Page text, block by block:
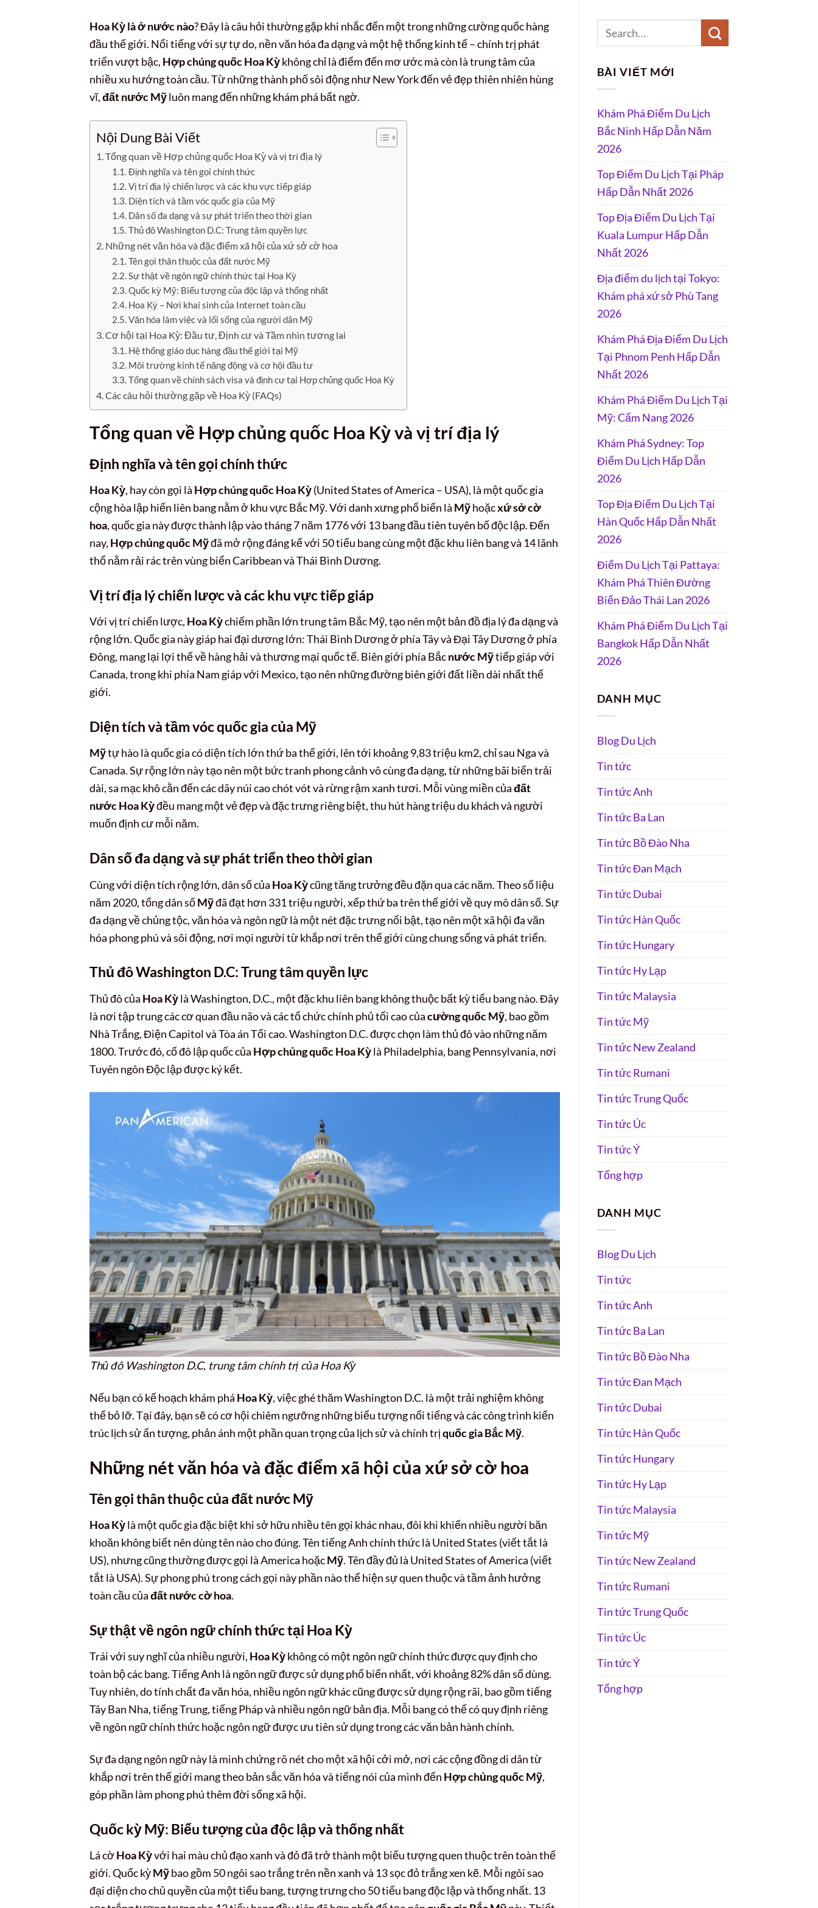
Hoa Kỳ là ở nước nào? Đây là câu hỏi thường gặp khi nhắc đến một trong những cường quốc hàng
đầu thế giới. Nổi tiếng với sự tự do, nền văn hóa đa dạng và một hệ thống kinh tế – chính trị phát
triển vượt bậc, Hợp chúng quốc Hoa Kỳkhông chỉ là điểm đến mơ ước mà còn là trung tâm của
nhiều xu hướng toàn cầu. Từ những thành phố sôi động như New York đến vẻ đẹp thiên nhiên hùng
vĩ,đất nước Mỹluôn mang đến những khám phá bất ngờ.
Nội Dung Bài Viết
Tổng quan về Hợp chủng quốc Hoa Kỳ và vị trí địa lý
Định nghĩa và tên gọi chính thức
Vị trí địa lý chiến lược và các khu vực tiếp giáp
Diện tích và tầm vóc quốc gia của Mỹ
Dân số đa dạng và sự phát triển theo thời gian
Thủ đô Washington D.C: Trung tâm quyền lực
Những nét văn hóa và đặc điểm xã hội của xứ sở cờ hoa
Tên gọi thân thuộc của đất nước Mỹ
Sự thật về ngôn ngữ chính thức tại Hoa Kỳ
Quốc kỳ Mỹ: Biểu tượng của độc lập và thống nhất
Hoa Kỳ – Nơi khai sinh của Internet toàn cầu
Văn hóa làm việc và lối sống của người dân Mỹ
Cơ hội tại Hoa Kỳ: Đầu tư, Định cư và Tầm nhìn tương lai
Hệ thống giáo dục hàng đầu thế giới tại Mỹ
Môi trường kinh tế năng động và cơ hội đầu tư
Tổng quan về chính sách visa và định cư tại Hợp chủng quốc Hoa Kỳ
Các câu hỏi thường gặp về Hoa Kỳ (FAQs)
Tổng quan về Hợp chủng quốc Hoa Kỳ và vị trí địa lý
Định nghĩa và tên gọi chính thức
Hoa Kỳ, hay còn gọi là Hợp chúng quốc Hoa Kỳ(United States of America – USA), là một quốc gia
cộng hòa lập hiến liên bang nằm ở khu vực Bắc Mỹ. Với danh xưng phổ biến là Mỹhoặcxứ sở cờ
hoa, quốc gia này được thành lập vào tháng 7 năm 1776 với 13 bang đầu tiên tuyên bố độc lập. Đến
nay, Hợp chủng quốc Mỹđã mở rộng đáng kể với 50 tiểu bang cùng một đặc khu liên bang và 14 lãnh
thổ nằm rải rác trên vùng biển Caribbean và Thái Bình Dương.
Vị trí địa lý chiến lược và các khu vực tiếp giáp
Với vị trí chiến lược, Hoa Kỳchiếm phần lớn trung tâm Bắc Mỹ, tạo nên một bản đồ địa lý đa dạng và
rộng lớn. Quốc gia này giáp hai đại dương lớn: Thái Bình Dương ở phía Tây và Đại Tây Dương ở phía
Đông, mang lại lợi thế về hàng hải và thương mại quốc tế. Biên giới phía Bắcnước Mỹtiếp giáp với
Canada, trong khi phía Nam giáp với Mexico, tạo nên những đường biên giới đất liền dài nhất thế
giới.
Diện tích và tầm vóc quốc gia của Mỹ
Mỹtự hào là quốc gia có diện tích lớn thứ ba thế giới, lên tới khoảng 9,83 triệu km2, chỉ sau Nga và
Canada. Sự rộng lớn này tạo nên một bức tranh phong cảnh vô cùng đa dạng, từ những bãi biển trải
dài, sa mạc khô cằn đến các dãy núi cao chót vót và rừng rậm xanh tươi. Mỗi vùng miền củađất
nước Hoa Kỳđều mang một vẻ đẹp và đặc trưng riêng biệt, thu hút hàng triệu du khách và người
muốn định cư mỗi năm.
Dân số đa dạng và sự phát triển theo thời gian
Cùng với diện tích rộng lớn, dân số của Hoa Kỳcũng tăng trưởng đều đặn qua các năm. Theo số liệu
năm 2020, tổng dân sốMỹđã đạt hơn 331 triệu người, xếp thứ ba trên thế giới về quy mô dân số. Sự
đa dạng về chủng tộc, văn hóa và ngôn ngữ là một nét đặc trưng nổi bật, tạo nên một xã hội đa văn
hóa phong phú và sôi động, nơi mọi người từ khắp nơi trên thế giới cùng chung sống và phát triển.
Thủ đô Washington D.C: Trung tâm quyền lực
Thủ đô của Hoa Kỳlà Washington, D.C., một đặc khu liên bang không thuộc bất kỳ tiểu bang nào. Đây
là nơi tập trung các cơ quan đầu não và các tổ chức chính phủ tối cao củacường quốc Mỹ, bao gồm
Nhà Trắng, Điện Capitol và Tòa án Tối cao. Washington D.C. được chọn làm thủ đô vào những năm
1800. Trước đó, cố đô lập quốc của Hợp chủng quốc Hoa Kỳlà Philadelphia, bang Pennsylvania, nơi
Tuyên ngôn Độc lập được ký kết.
Thủ đô Washington D.C, trung tâm chính trị của Hoa Kỳ
Nếu bạn có kế hoạch khám phá Hoa Kỳ, việc ghé thăm Washington D.C. là một trải nghiệm không
thể bỏ lỡ. Tại đây, bạn sẽ có cơ hội chiêm ngưỡng những biểu tượng nổi tiếng và các công trình kiến
trúc lịch sử ấn tượng, phản ánh một phần quan trọng của lịch sử và chính trịquốc gia Bắc Mỹ.
Những nét văn hóa và đặc điểm xã hội của xứ sở cờ hoa
Tên gọi thân thuộc của đất nước Mỹ
Hoa Kỳlà một quốc gia đặc biệt khi sở hữu nhiều tên gọi khác nhau, đôi khi khiến nhiều người băn
khoăn không biết nên dùng tên nào cho đúng. Tên tiếng Anh chính thức là United States (viết tắt là
US), nhưng cũng thường được gọi là America hoặcMỹ. Tên đầy đủ là United States of America (viết
tắt là USA). Sự phong phú trong cách gọi này phần nào thể hiện sự quen thuộc và tầm ảnh hưởng
toàn cầu củađất nước cờ hoa.
Sự thật về ngôn ngữ chính thức tại Hoa Kỳ
Trái với suy nghĩ của nhiều người, Hoa Kỳkhông có một ngôn ngữ chính thức được quy định cho
toàn bộ các bang. Tiếng Anh là ngôn ngữ được sử dụng phổ biến nhất, với khoảng 82% dân số dùng.
Tuy nhiên, do tính chất đa văn hóa, nhiều ngôn ngữ khác cũng được sử dụng rộng rãi, bao gồm tiếng
Tây Ban Nha, tiếng Trung, tiếng Pháp và nhiều ngôn ngữ bản địa. Mỗi bang có thể có quy định riêng
về ngôn ngữ chính thức hoặc ngôn ngữ được ưu tiên sử dụng trong các văn bản hành chính.
Sự đa dạng ngôn ngữ này là minh chứng rõ nét cho một xã hội cởi mở, nơi các cộng đồng di dân từ
khắp nơi trên thế giới mang theo bản sắc văn hóa và tiếng nói của mình đến Hợp chủng quốc Mỹ,
góp phần làm phong phú thêm đời sống xã hội.
Quốc kỳ Mỹ: Biểu tượng của độc lập và thống nhất
Lá cờHoa Kỳvới hai màu chủ đạo xanh và đỏ đã trở thành một biểu tượng quen thuộc trên toàn thế
giới. Quốc kỳMỹbao gồm 50 ngôi sao trắng trên nền xanh và 13 sọc đỏ trắng xen kẽ. Mỗi ngôi sao
đại diện cho chủ quyền của một tiểu bang, tượng trưng cho 50 tiểu bang độc lập và thống nhất. 13
BÀI VIẾT MỚI
Khám Phá Điểm Du Lịch
Bắc Ninh Hấp Dẫn Năm
2026
Top Điểm Du Lịch Tại Pháp
Hấp Dẫn Nhất 2026
Top Địa Điểm Du Lịch Tại
Kuala Lumpur Hấp Dẫn
Nhất 2026
Địa điểm du lịch tại Tokyo:
Khám phá xứ sở Phù Tang
2026
Khám Phá Địa Điểm Du Lịch
Tại Phnom Penh Hấp Dẫn
Nhất 2026
Khám Phá Điểm Du Lịch Tại
Mỹ: Cẩm Nang 2026
Khám Phá Sydney: Top
Điểm Du Lịch Hấp Dẫn
2026
Top Địa Điểm Du Lịch Tại
Hàn Quốc Hấp Dẫn Nhất
2026
Điểm Du Lịch Tại Pattaya:
Khám Phá Thiên Đường
Biển Đảo Thái Lan 2026
Khám Phá Điểm Du Lịch Tại
Bangkok Hấp Dẫn Nhất
2026
DANH MỤC
Blog Du Lịch
Tin tức
Tin tức Anh
Tin tức Ba Lan
Tin tức Bồ Đào Nha
Tin tức Đan Mạch
Tin tức Dubai
Tin tức Hàn Quốc
Tin tức Hungary
Tin tức Hy Lạp
Tin tức Malaysia
Tin tức Mỹ
Tin tức New Zealand
Tin tức Rumani
Tin tức Trung Quốc
Tin tức Úc
Tin tức Ý
Tổng hợp
DANH MỤC
Blog Du Lịch
Tin tức
Tin tức Anh
Tin tức Ba Lan
Tin tức Bồ Đào Nha
Tin tức Đan Mạch
Tin tức Dubai
Tin tức Hàn Quốc
Tin tức Hungary
Tin tức Hy Lạp
Tin tức Malaysia
Tin tức Mỹ
Tin tức New Zealand
Tin tức Rumani
Tin tức Trung Quốc
Tin tức Úc
Tin tức Ý
Tổng hợp